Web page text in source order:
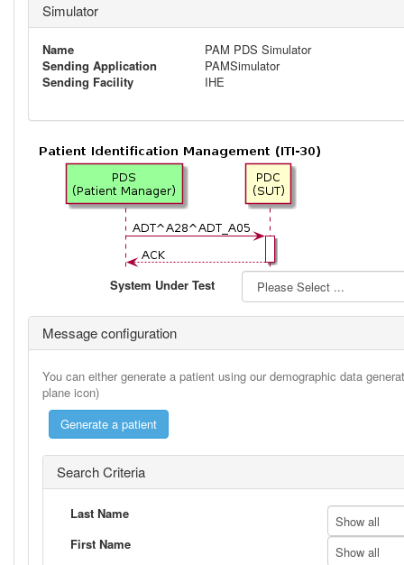
Simulator
Name
PAM PDS Simulator
Sending Application
PAMSimulator
Sending Facility
IHE
System Under Test
Message configuration
You can either generate a patient using our demographic data
plane icon)
Search Criteria
Last Name
Show all
First Name
Show all